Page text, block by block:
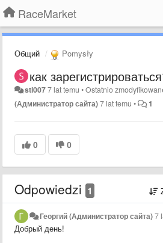
RaceMarket
Общий Pomysły
как
sti0077 lat temu •Ostatnio
(Администратор сайта)7 lat temu • 1
0 0
Odpowiedzi 1
Георгий (Администратор сайта)7
Добрый день!